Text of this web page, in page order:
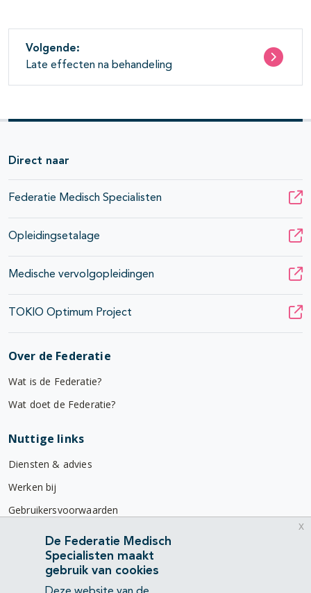
Volgende:
Late effecten na behandeling
Direct naar
Federatie Medisch Specialisten
Opleidingsetalage
Medische vervolgopleidingen
TOKIO Optimum Project
Over de Federatie
Wat is de Federatie?
Wat doet de Federatie?
Nuttige links
Diensten & advies
Werken bij
Gebruikersvoorwaarden
Privacyverklaring
Contact
Mercatorlaan 1200
De Federatie Medisch
Specialisten maakt
gebruik van cookies
x